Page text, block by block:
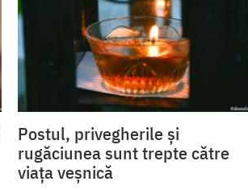
Postul, privegherile și
rugăciunea sunt trepte către
viața veșnică